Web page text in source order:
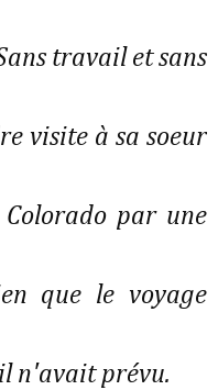
travail et sans
visite à sa soeur
par une
que le voyage
n'avait prévu.